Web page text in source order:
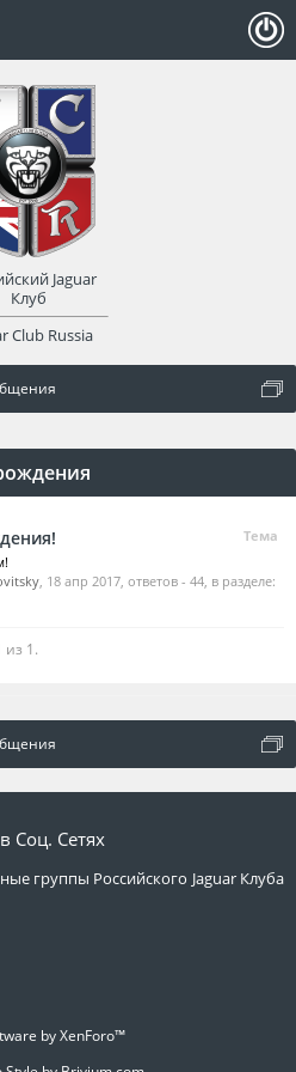
Тема
, 18 апр 2017, ответов - 44, в разделе:
из 1.
Jaguar
Клуб
Club Russia
оват
Соц. Сетях
группы Российского Jaguar Клуба
by XenForo™